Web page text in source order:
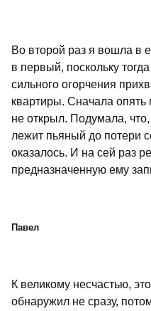
Во второй раз я вошла в
в первый, поскольку
сильного огорчения
квартиры. Сначала опять
не открыл. Подумала,
лежит пьяный до потери
оказалось. И на сей раз
предназначенную ему
Павел
К великому несчастью,
обнаружил не сразу,